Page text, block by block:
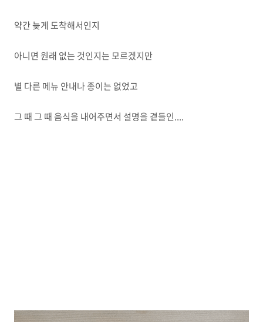
약간 늦게 도착해서인지
아니면 원래 없는 것인지는 모르겠지만
별 다른 메뉴 안내나 종이는 없었고
그 때 그 때 음식을 내어주면서 설명을 곁들인....